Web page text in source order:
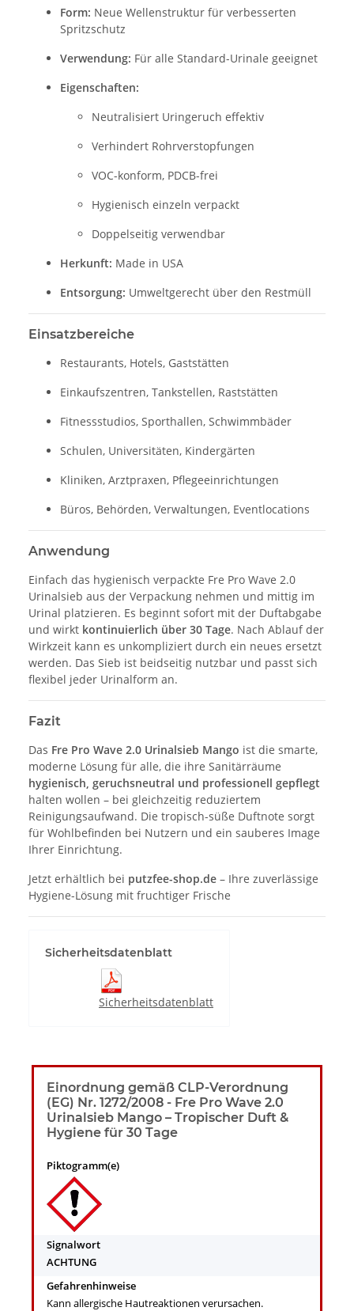
Form: Neue Wellenstruktur für verbesserten
Spritzschutz
Verwendung: Für alle Standard-Urinale geeignet
Eigenschaften:
Neutralisiert Uringeruch effektiv
Verhindert Rohrverstopfungen
VOC-konform, PDCB-frei
Hygienisch einzeln verpackt
Doppelseitig verwendbar
Herkunft: Made in USA
Entsorgung: Umweltgerecht über den Restmüll
Einsatzbereiche
Restaurants, Hotels, Gaststätten
Einkaufszentren, Tankstellen, Raststätten
Fitnessstudios, Sporthallen, Schwimmbäder
Schulen, Universitäten, Kindergärten
Kliniken, Arztpraxen, Pflegeeinrichtungen
Büros, Behörden, Verwaltungen, Eventlocations
Anwendung
Einfach das hygienisch verpackte Fre Pro Wave 2.0
Urinalsieb aus der Verpackung nehmen und mittig im
Urinal platzieren. Es beginnt sofort mit der Duftabgabe
und wirkt kontinuierlich über 30 Tage. Nach Ablauf der
Wirkzeit kann es unkompliziert durch ein neues ersetzt
werden. Das Sieb ist beidseitig nutzbar und passt sich
flexibel jeder Urinalform an.
Fazit
Das Fre Pro Wave 2.0 Urinalsieb Mango ist die smarte,
moderne Lösung für alle, die ihre Sanitärräume
hygienisch, geruchsneutral und professionell gepflegt
halten wollen – bei gleichzeitig reduziertem
Reinigungsaufwand. Die tropisch-süße Duftnote sorgt
für Wohlbefinden bei Nutzern und ein sauberes Image
Ihrer Einrichtung.
Jetzt erhältlich bei putzfee-shop.de – Ihre zuverlässige
Hygiene-Lösung mit fruchtiger Frische
Sicherheitsdatenblatt
Sicherheitsdatenblatt
Einordnung gemäß CLP-Verordnung
(EG) Nr. 1272/2008 - Fre Pro Wave 2.0
Urinalsieb Mango – Tropischer Duft &
Hygiene für 30 Tage
Piktogramm(e)
Signalwort
ACHTUNG
Gefahrenhinweise
Kann allergische Hautreaktionen verursachen.